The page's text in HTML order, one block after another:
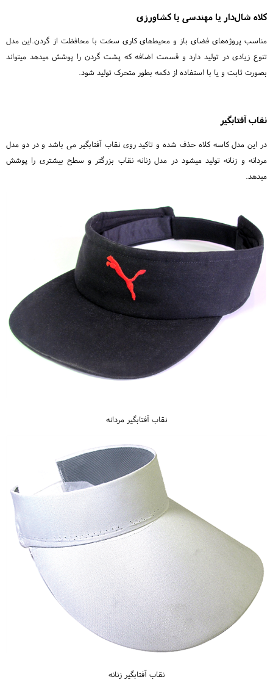
کلاه شال‌دار یا مهندسی یا کشاورزی
مناسب پروژه‌های فضای باز و محیط‌های کاری سخت با محافظت از گردن.این مدل
تنوع زیادی در تولید دارد و قسمت اضافه که پشت گردن را پوشش میدهد میتواند
بصورت ثابت و یا با استفاده از دکمه بطور متحرک تولید شود.
نقاب آفتابگیر
در این مدل کاسه کلاه حذف شده و تاکید روی نقاب آفتابگیر می باشد و در دو مدل
مردانه و زنانه تولید میشود در مدل زنانه نقاب بزرگتر و سطح بیشتری را پوشش
میدهد.
نقاب آفتابگیر مردانه
نقاب آفتابگیر زنانه